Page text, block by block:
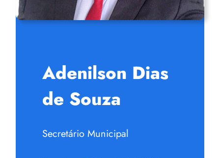
Adenilson Dias
de Souza
Secretário Municipal